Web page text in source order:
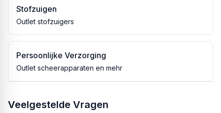
Stofzuigen
Outlet stofzuigers
Persoonlijke Verzorging
Outlet scheerapparaten en mehr
Veelgestelde Vragen